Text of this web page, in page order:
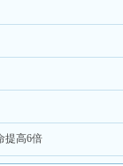
提高6倍